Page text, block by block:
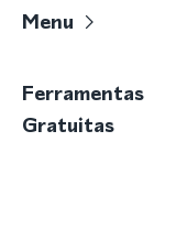
Menu
Ferramentas
Gratuitas